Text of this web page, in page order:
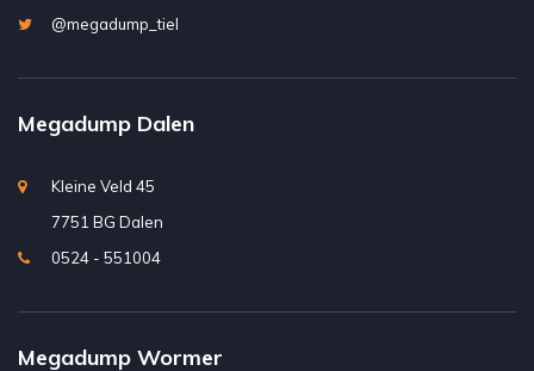
@megadump_tiel
Megadump Dalen
Kleine Veld 45
7751 BG Dalen
0524 - 551004
Megadump Wormer